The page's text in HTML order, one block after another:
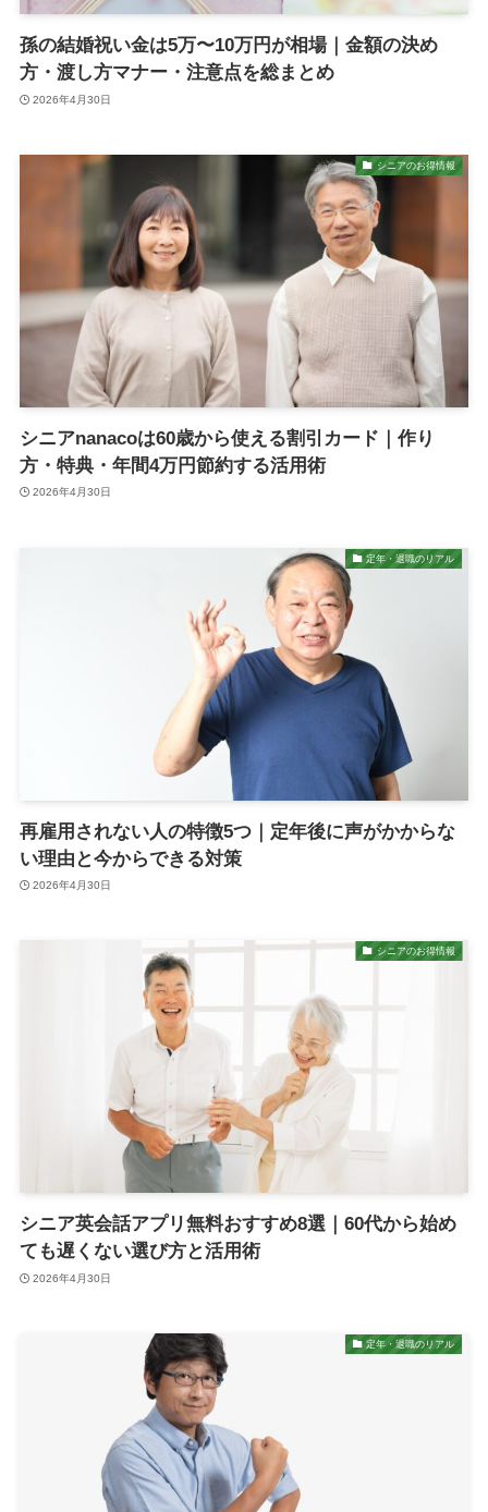
孫の結婚祝い金は5万〜10万円が相場｜金額の決め
方・渡し方マナー・注意点を総まとめ
2026年4月30日
シニアのお得情報
シニアnanacoは60歳から使える割引カード｜作り
方・特典・年間4万円節約する活用術
2026年4月30日
定年・退職のリアル
再雇用されない人の特徴5つ｜定年後に声がかからな
い理由と今からできる対策
2026年4月30日
シニアのお得情報
シニア英会話アプリ無料おすすめ8選｜60代から始め
ても遅くない選び方と活用術
2026年4月30日
定年・退職のリアル